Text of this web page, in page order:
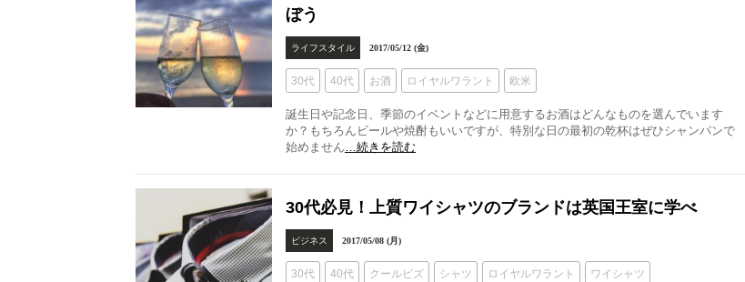
ぼう
ライフスタイル 2017/05/12 (金)
30代 40代 お酒 ロイヤルワラント 欧米
誕生日や記念日、季節のイベントなどに用意するお酒はどんなものを選んでいます
か？もちろんビールや焼酎もいいですが、特別な日の最初の乾杯はぜひシャンパンで
始めません…続きを読む
30代必見！上質ワイシャツのブランドは英国王室に学べ
ビジネス 2017/05/08 (月)
30代 40代 クールビズ シャツ ロイヤルワラント ワイシャツ